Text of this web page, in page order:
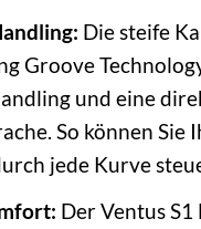
Die steife
Groove
und eine
So können Sie
jede Kurve
Der Ventus